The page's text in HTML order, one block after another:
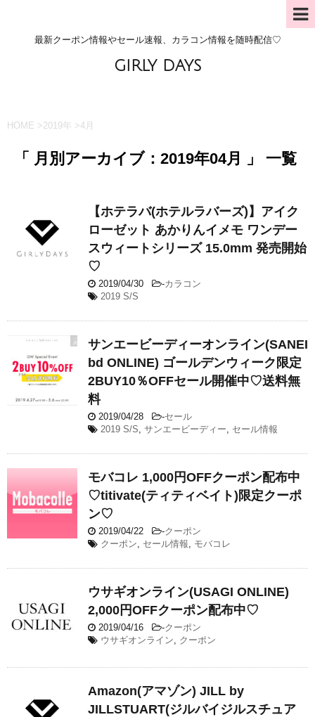
最新クーポン情報やセール速報、カラコン情報を随時配信♡
GIRLY DAYS
HOME >2019年 >4月
「 月別アーカイブ：2019年04月 」 一覧
【ホテラバ(ホテルラバーズ)】アイク
ローゼット あかりんイメモ ワンデー
スウィートシリーズ 15.0mm 発売開始
♡
2019/04/30 -カラコン
2019 S/S
サンエービーディーオンライン(SANEI
bd ONLINE) ゴールデンウィーク限定
2BUY10％OFFセール開催中♡送料無
料
2019/04/28 -セール
2019 S/S サンエービーディー セール情報
モバコレ 1,000円OFFクーポン配布中
♡titivate(ティティベイト)限定クーポ
ン♡
2019/04/22 -クーポン
クーポン
セール情報 モバコレ
ウサギオンライン(USAGI ONLINE)
2,000円OFFクーポン配布中♡
2019/04/16 -クーポン
ウサギオンライン
クーポン
Amazon(アマゾン) JILL by
JILLSTUART(ジルバイジルスチュア